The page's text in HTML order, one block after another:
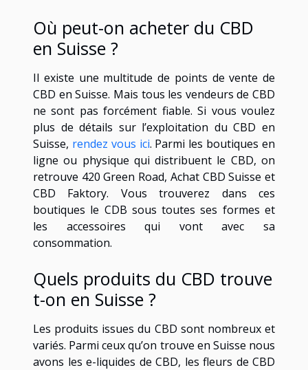
Où peut-on acheter du CBD
en Suisse ?
Il existe une multitude de points de vente de
CBD en Suisse. Mais tous les vendeurs de CBD
ne sont pas forcément fiable. Si vous voulez
plus de détails sur l’exploitation du CBD en
Suisse, rendez vous ici. Parmi les boutiques en
ligne ou physique qui distribuent le CBD, on
retrouve 420 Green Road, Achat CBD Suisse et
CBD Faktory. Vous trouverez dans ces
boutiques le CDB sous toutes ses formes et
les accessoires qui vont avec sa
consommation.
Quels produits du CBD trouve
t-on en Suisse ?
Les produits issues du CBD sont nombreux et
variés. Parmi ceux qu’on trouve en Suisse nous
avons les e-liquides de CBD, les fleurs de CBD